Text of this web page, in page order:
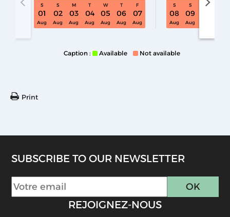
S
01
Aug
S
02
Aug
M
03
Aug
T
04
Aug
W
05
Aug
T
06
Aug
F
07
Aug
S
08
Aug
S
09
Aug
M
S32 Sat 01 Aug - 08 Aug
Caption : Available Not available
Print
SUBSCRIBE TO OUR NEWSLETTER
REJOIGNEZ-NOUS